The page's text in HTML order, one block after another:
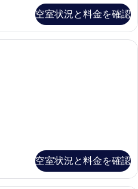
空室状況と料金を確認
セーフティボックス (室内)、デスク
空室状況と料金を確認